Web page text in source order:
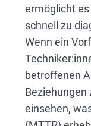
ermöglicht
schnell zu
Wenn ein
betroffenen
Beziehungen
einsehen,